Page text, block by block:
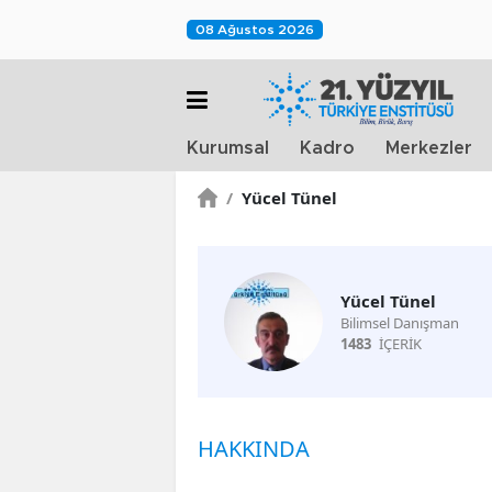
08 Ağustos 2026
Kurumsal Kadro Merkezler
/ Yücel Tünel
Yücel Tünel
Bilimsel Danışman
1483 İÇERİK
HAKKINDA